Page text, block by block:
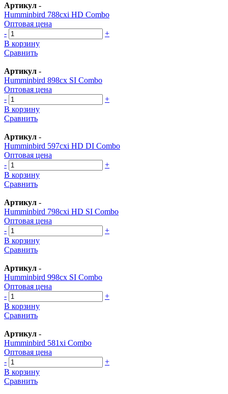
Артикул -
Humminbird 788cxi HD Combo
Оптовая цена
-
+
В корзину
Сравнить
Артикул -
Humminbird 898cx SI Combo
Оптовая цена
-
+
В корзину
Сравнить
Артикул -
Humminbird 597cxi HD DI Combo
Оптовая цена
-
+
В корзину
Сравнить
Артикул -
Humminbird 798cxi HD SI Combo
Оптовая цена
-
+
В корзину
Сравнить
Артикул -
Humminbird 998cx SI Combo
Оптовая цена
-
+
В корзину
Сравнить
Артикул -
Humminbird 581xi Combo
Оптовая цена
-
+
В корзину
Сравнить